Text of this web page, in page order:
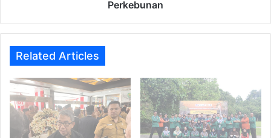
Perkebunan
Related Articles